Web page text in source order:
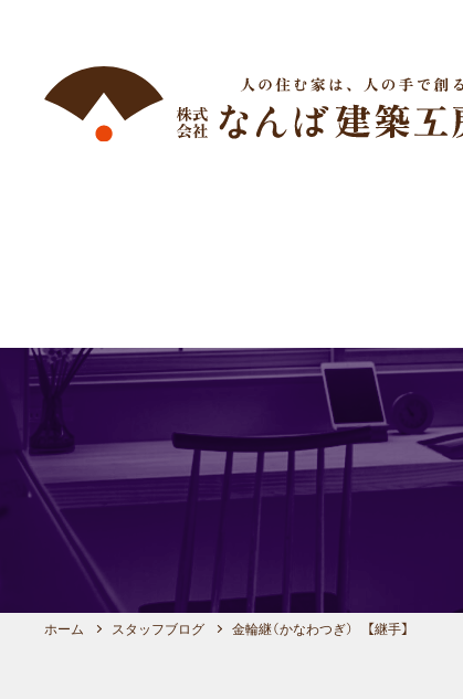
ホーム スタッフブログ 金輪継（かなわつぎ） 【継手】